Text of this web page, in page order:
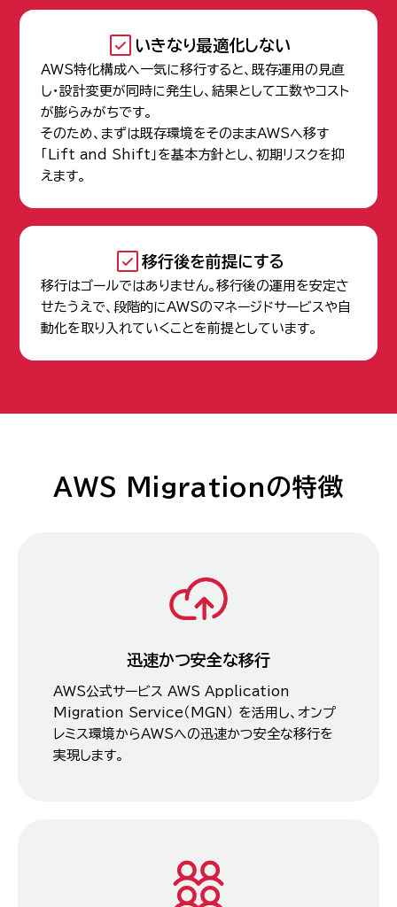
いきなり最適化しない
AWS特化構成へ一気に移行すると、既存運用の見直
し・設計変更が同時に発生し、結果として工数やコスト
が膨らみがちです。
そのため、まずは既存環境をそのままAWSへ移す
「Lift and Shift」を基本方針とし、初期リスクを抑
えます。
移行後を前提にする
移行はゴールではありません。移行後の運用を安定さ
せたうえで、段階的にAWSのマネージドサービスや自
動化を取り入れていくことを前提としています。
AWS Migrationの特徴
迅速かつ安全な移行
AWS公式サービス AWS Application
Migration Service（MGN） を活用し、オンプ
レミス環境からAWSへの迅速かつ安全な移行を
実現します。